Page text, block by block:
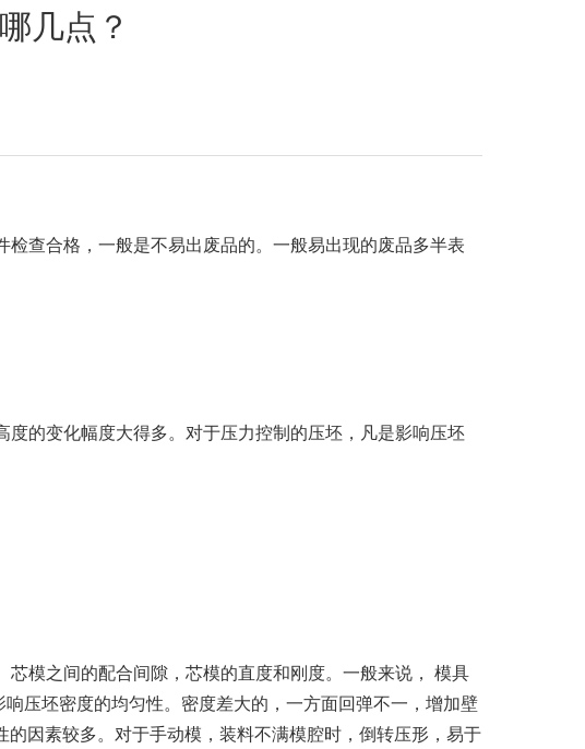
几点？
查合格，一般是不易出废品的。一般易出现的废品多半表
的变化幅度大得多。对于压力控制的压坯，凡是影响压坯
芯模之间的配合间隙，芯模的直度和刚度。一般来说， 模具
压坯密度的均匀性。密度差大的，一方面回弹不一，增加壁
因素较多。对于手动模，装料不满模腔时，倒转压形，易于